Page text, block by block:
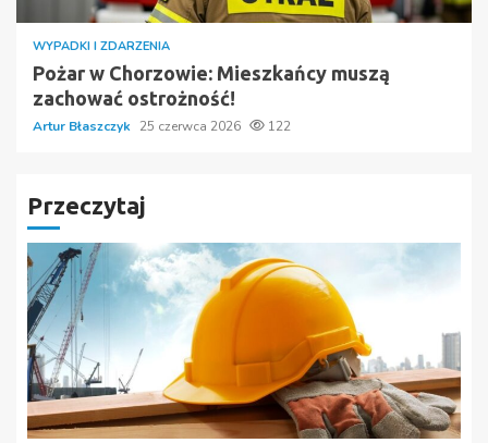
WYPADKI I ZDARZENIA
Pożar w Chorzowie: Mieszkańcy muszą
zachować ostrożność!
Artur Błaszczyk 25 czerwca 2026 122
Przeczytaj